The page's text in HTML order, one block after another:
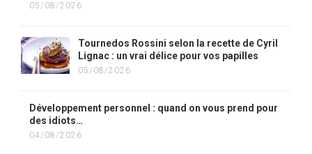
05/08/2026
Tournedos Rossini selon la recette de Cyril
Lignac : un vrai délice pour vos papilles
05/08/2026
Développement personnel : quand on vous prend pour
des idiots…
04/08/2026